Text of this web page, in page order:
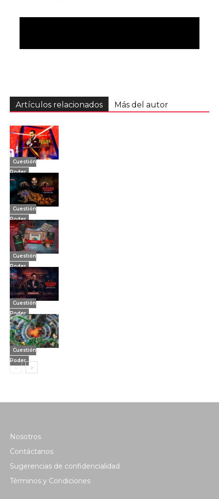
Artículos relacionados Más del autor
Cuestión
Poder
Cuestión
Poder
Cuestión
Poder
Cuestión
Poder
Cuestión
Poder
Nosotros
Contáctanos
Sugerencias de confidencialidad
Términos y Condiciones